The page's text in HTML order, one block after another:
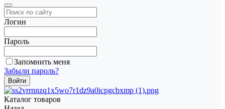
Логин
Пароль
Запомнить меня
Забыли пароль?
Каталог товаров